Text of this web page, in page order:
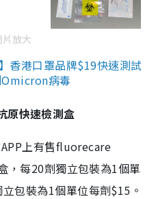
放大
香港口罩品牌$19快速測試
病毒
快速檢測盒
上有售fluorecare
，每20劑獨立包裝為1個單
包裝為1個單位每劑$15。